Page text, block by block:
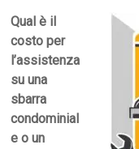
Qual è il
costo per
l’assistenza
su una
sbarra
condominial
e o un